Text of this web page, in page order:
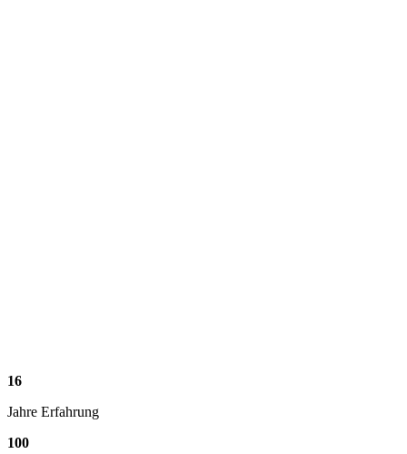
16
Jahre Erfahrung
100